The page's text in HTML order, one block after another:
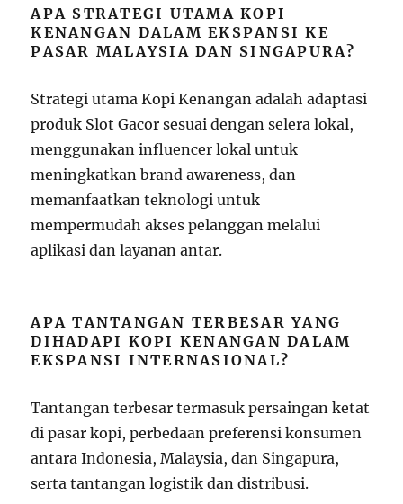
APA STRATEGI UTAMA KOPI
KENANGAN DALAM EKSPANSI KE
PASAR MALAYSIA DAN SINGAPURA?
Strategi utama Kopi Kenangan adalah adaptasi
produk Slot Gacor sesuai dengan selera lokal,
menggunakan influencer lokal untuk
meningkatkan brand awareness, dan
memanfaatkan teknologi untuk
mempermudah akses pelanggan melalui
aplikasi dan layanan antar.
APA TANTANGAN TERBESAR YANG
DIHADAPI KOPI KENANGAN DALAM
EKSPANSI INTERNASIONAL?
Tantangan terbesar termasuk persaingan ketat
di pasar kopi, perbedaan preferensi konsumen
antara Indonesia, Malaysia, dan Singapura,
serta tantangan logistik dan distribusi.